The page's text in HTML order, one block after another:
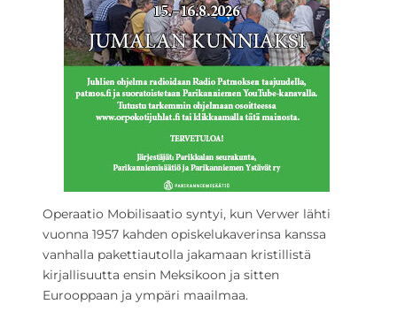
Operaatio Mobilisaatio syntyi, kun Verwer lähti
vuonna 1957 kahden opiskelukaverinsa kanssa
vanhalla pakettiautolla jakamaan kristillistä
kirjallisuutta ensin Meksikoon ja sitten
Eurooppaan ja ympäri maailmaa.